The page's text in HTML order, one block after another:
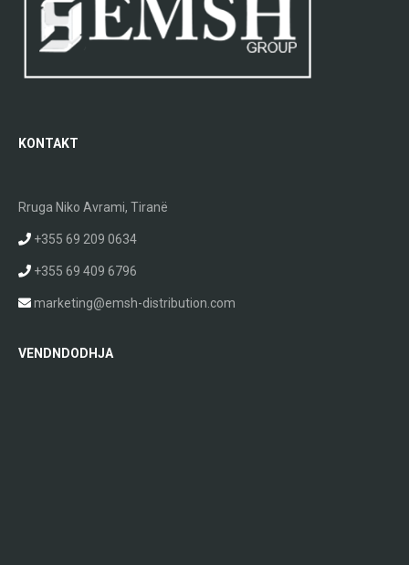
KONTAKT
Rruga Niko Avrami, Tiranë
+355 69 209 0634
+355 69 409 6796
marketing@emsh-distribution.com
VENDNDODHJA